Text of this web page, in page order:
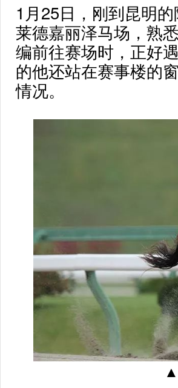
1月25日，刚到昆明
莱德嘉丽泽马场，熟
编前往赛场时，正好
的他还站在赛事楼的
情况。